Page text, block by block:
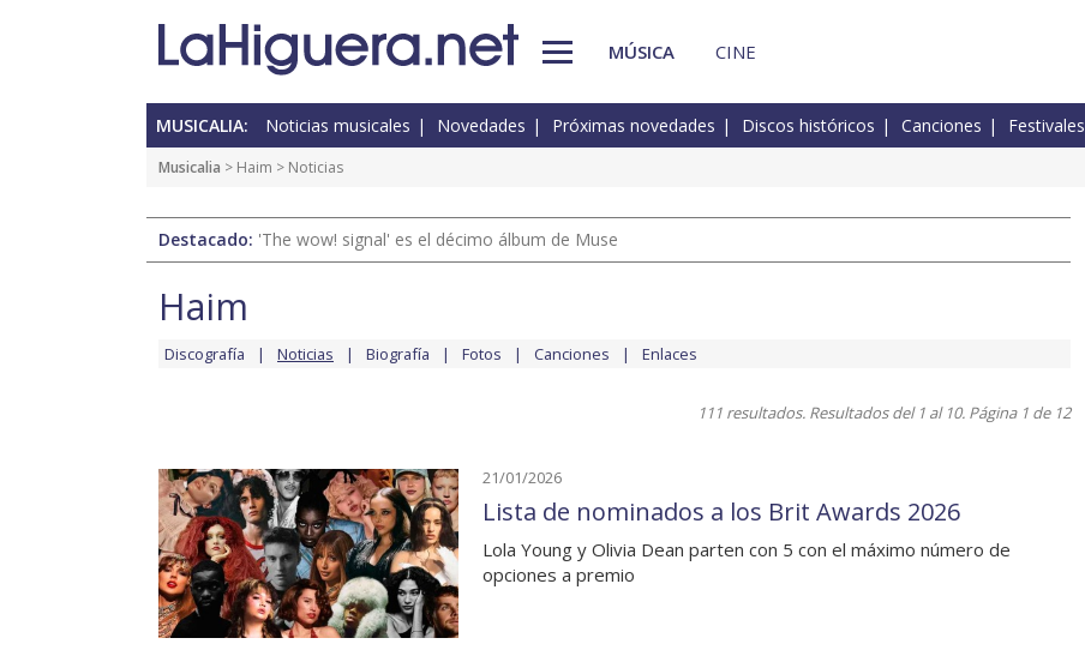
MÚSICA CINE
MUSICALIA: Noticias musicales Novedades Próximas novedades Discos históricos Canciones Festivales
Musicalia > Haim > Noticias
Destacado: 'The wow! signal' es el décimo álbum de Muse
Haim
Discografía Noticias Biografía Fotos Canciones Enlaces
111 resultados. Resultados del 1 al 10. Página 1 de 12
21/01/2026
Lista de nominados a los Brit Awards 2026
Lola Young y Olivia Dean parten con 5 con el máximo número de
opciones a premio